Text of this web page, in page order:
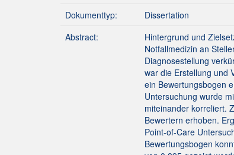
Dokumenttyp:
Dissertation
Abstract:
Hintergrund und
Notfallmedizin an
Diagnosestellung
war die Erstellung und
ein Bewertungsbogen
Untersuchung wurde
miteinander korreliert.
Bewertern erhoben.
Point-of-Care
Bewertungsbogen